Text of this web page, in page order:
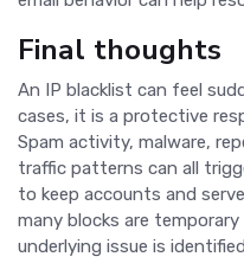
Final thoughts
An IP blacklist can feel
cases, it is a protective
Spam activity, malware,
traffic patterns can all
to keep accounts and
many blocks are
underlying issue is